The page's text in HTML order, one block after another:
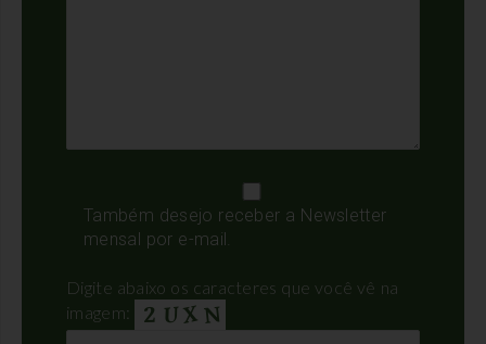
Também desejo receber a Newsletter
mensal por e-mail.
Digite abaixo os caracteres que você vê na
imagem: